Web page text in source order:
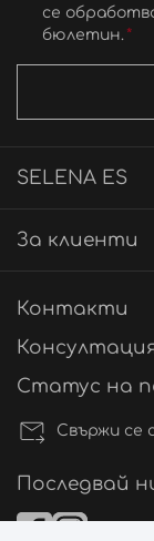
се
бюлетин.
SELENA ES
За клиенти
Контакти
Консултация
Статус на
Свържи се
Последвай